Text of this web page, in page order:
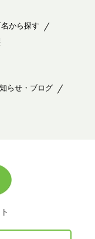
から探す
らせ・ブログ